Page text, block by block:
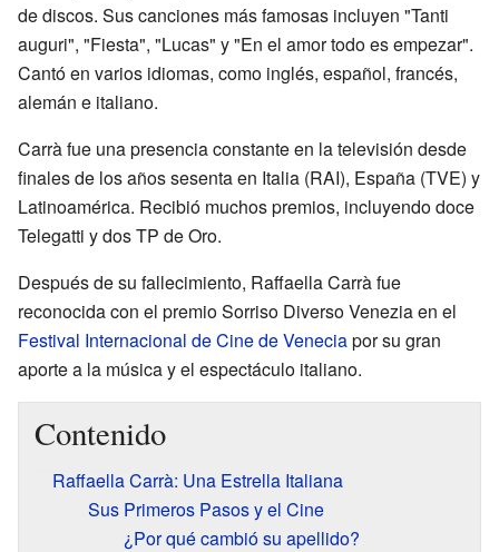
de discos. Sus canciones más famosas incluyen "Tanti
auguri", "Fiesta", "Lucas" y "En el amor todo es empezar".
Cantó en varios idiomas, como inglés, español, francés,
alemán e italiano.
Carrà fue una presencia constante en la televisión desde
finales de los años sesenta en Italia (RAI), España (TVE) y
Latinoamérica. Recibió muchos premios, incluyendo doce
Telegatti y dos TP de Oro.
Después de su fallecimiento, Raffaella Carrà fue
reconocida con el premio Sorriso Diverso Venezia en el
Festival Internacional de Cine de Veneciapor su gran
aporte a la música y el espectáculo italiano.
Contenido
Raffaella Carrà: Una Estrella Italiana
Sus Primeros Pasos y el Cine
¿Por qué cambió su apellido?